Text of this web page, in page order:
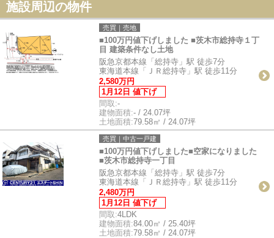
施設周辺の物件
売買｜売地
■100万円値下げしました ■茨木市総持寺１丁
目 建築条件なし土地
阪急京都本線「総持寺」駅 徒歩7分
東海道本線「ＪＲ総持寺」駅 徒歩11分
2,580万円
1月12日 値下げ
間取:-
建物面積:- / 24.07坪
土地面積:79.58㎡ / 24.07坪
売買｜中古一戸建
■100万円値下げしました■空家になりました
■茨木市総持寺一丁目
阪急京都本線「総持寺」駅 徒歩7分
東海道本線「ＪＲ総持寺」駅 徒歩11分
2,480万円
1月12日 値下げ
間取:4LDK
建物面積:84.00㎡ / 25.40坪
土地面積:79.58㎡ / 24.07坪